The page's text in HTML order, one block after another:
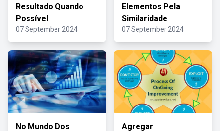
Resultado Quando
Possível
07 September 2024
Elementos Pela
Similaridade
07 September 2024
No Mundo Dos
Agregar